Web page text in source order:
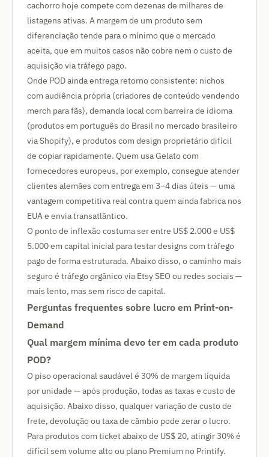
cachorro hoje compete com dezenas de milhares de
listagens ativas. A margem de um produto sem
diferenciação tende para o mínimo que o mercado
aceita, que em muitos casos não cobre nem o custo de
aquisição via tráfego pago.
Onde POD ainda entrega retorno consistente: nichos
com audiência própria (criadores de conteúdo vendendo
merch para fãs), demanda local com barreira de idioma
(produtos em português do Brasil no mercado brasileiro
via Shopify), e produtos com design proprietário difícil
de copiar rapidamente. Quem usa Gelato com
fornecedores europeus, por exemplo, consegue atender
clientes alemães com entrega em 3–4 dias úteis — uma
vantagem competitiva real contra quem ainda fabrica nos
EUA e envia transatlântico.
O ponto de inflexão costuma ser entre US$ 2.000 e US$
5.000 em capital inicial para testar designs com tráfego
pago de forma estruturada. Abaixo disso, o caminho mais
seguro é tráfego orgânico via Etsy SEO ou redes sociais —
mais lento, mas sem risco de capital.
Perguntas frequentes sobre lucro em Print-on-
Demand
Qual margem mínima devo ter em cada produto
POD?
O piso operacional saudável é 30% de margem líquida
por unidade — após produção, todas as taxas e custo de
aquisição. Abaixo disso, qualquer variação de custo de
frete, devolução ou taxa de câmbio pode zerar o lucro.
Para produtos com ticket abaixo de US$ 20, atingir 30% é
difícil sem volume alto ou plano Premium no Printify.